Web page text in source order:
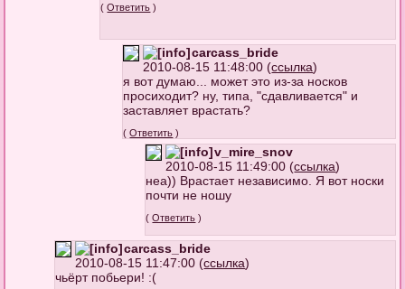
(Ответить )
carcass_bride
2010-08-15 11:48:00 (ссылка)
я вот думаю... может это из-за носков
просиходит? ну, типа, "сдавливается" и
заставляет врастать?
(Ответить )
v_mire_snov
2010-08-15 11:49:00 (ссылка)
неа)) Врастает независимо. Я вот носки
почти не ношу
(Ответить )
carcass_bride
2010-08-15 11:47:00 (ссылка)
чьёрт побьери! :(